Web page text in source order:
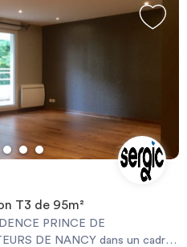
T3 de 95m²
PRINCE DE
NANCY dans un cadre